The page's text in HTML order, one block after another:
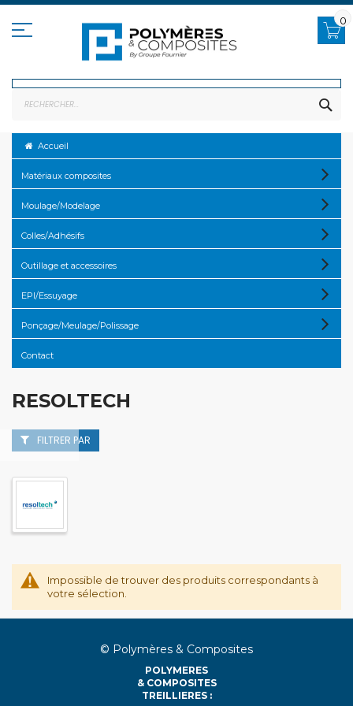
Allez
contenu
0
Accueil
Matériaux composites
Moulage/Modelage
Colles/Adhésifs
Outillage et accessoires
EPI/Essuyage
Ponçage/Meulage/Polissage
Contact
RESOLTECH
FILTRER PAR
Impossible de trouver des produits correspondants à
votre sélection.
© Polymères & Composites
POLYMERES
& COMPOSITES
TREILLIERES :